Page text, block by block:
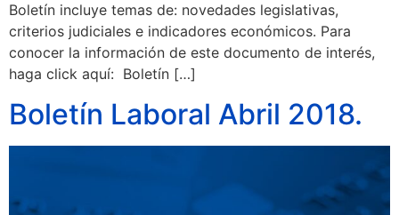
Boletín incluye temas de: novedades legislativas,
criterios judiciales e indicadores económicos. Para
conocer la información de este documento de interés,
haga click aquí: Boletín […]
Boletín Laboral Abril 2018.